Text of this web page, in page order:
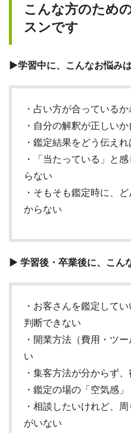
こんな方のため
スンです
▶学習中に、こんなお悩み
・占い方が合っている
・自分の解釈が正しい
・鑑定結果をどう伝え
・「当たっている」と
らない
・そもそも鑑定時に、
からない
▶ 学習後・卒業後に、こん
・お客さんを鑑定して
判断できない
・開業方法（費用・ツ
い
・集客方法が分からず
・鑑定の場の「空気感
・相談したいけれど、
がいない